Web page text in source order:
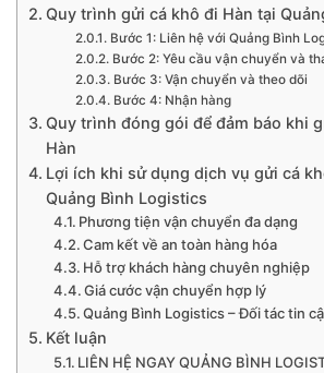
Quy trình gửi cá khô đi Hàn tại
Bước 1: Liên hệ với Quảng Bình
Bước 2: Yêu cầu vận chuyển và
Bước 3: Vận chuyển và theo dõi
Bước 4: Nhận hàng
Quy trình đóng gói để đảm báo khi
Hàn
Lợi ích khi sử dụng dịch vụ gửi cá
Quảng Bình Logistics
Phương tiện vận chuyển đa dạng
Cam kết về an toàn hàng hóa
Hỗ trợ khách hàng chuyên nghiệp
Giá cước vận chuyển hợp lý
Quảng Bình Logistics – Đối tác tin
Kết luận
LIÊN HỆ NGAY QUẢNG BÌNH